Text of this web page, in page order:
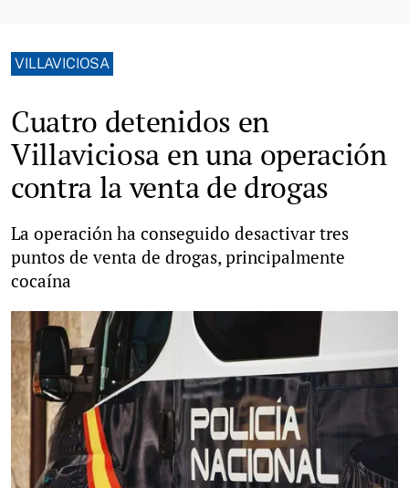
VILLAVICIOSA
Cuatro detenidos en
Villaviciosa en una operación
contra la venta de drogas
La operación ha conseguido desactivar tres
puntos de venta de drogas, principalmente
cocaína